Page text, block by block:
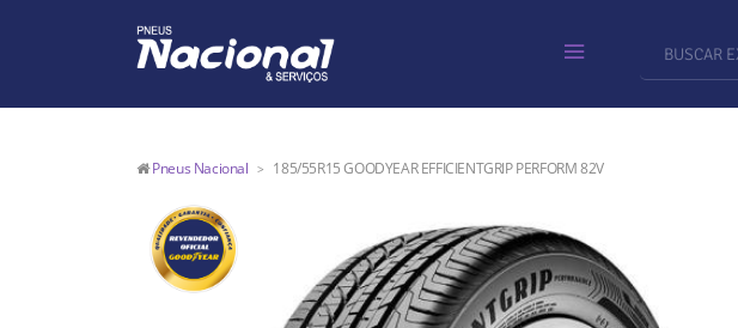
Pneus Nacional > 185/55R15 GOODYEAR EFFICIENTGRIP PERFORM 82V